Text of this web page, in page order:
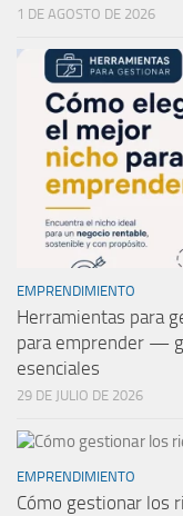
1 DE AGOSTO DE 2026
EMPRENDIMIENTO
Herramientas para
para emprender —
esenciales
29 DE JULIO DE 2026
EMPRENDIMIENTO
Cómo gestionar los